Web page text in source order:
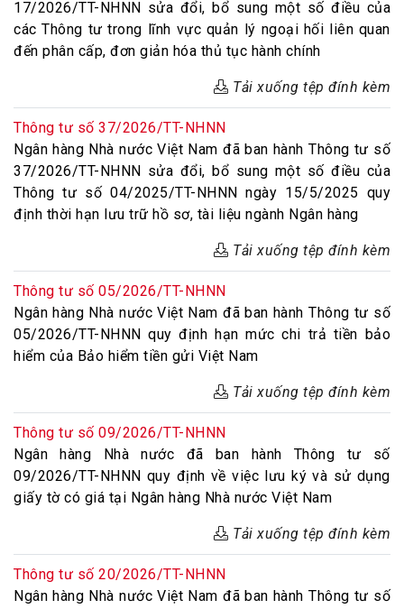
17/2026/TT-NHNN sửa đổi, bổ sung một số điều của
các Thông tư trong lĩnh vực quản lý ngoại hối liên quan
đến phân cấp, đơn giản hóa thủ tục hành chính
Tải xuống tệp đính kèm
Thông tư số 37/2026/TT-NHNN
Ngân hàng Nhà nước Việt Nam đã ban hành Thông tư số
37/2026/TT-NHNN sửa đổi, bổ sung một số điều của
Thông tư số 04/2025/TT-NHNN ngày 15/5/2025 quy
định thời hạn lưu trữ hồ sơ, tài liệu ngành Ngân hàng
Tải xuống tệp đính kèm
Thông tư số 05/2026/TT-NHNN
Ngân hàng Nhà nước Việt Nam đã ban hành Thông tư số
05/2026/TT-NHNN quy định hạn mức chi trả tiền bảo
hiểm của Bảo hiểm tiền gửi Việt Nam
Tải xuống tệp đính kèm
Thông tư số 09/2026/TT-NHNN
Ngân hàng Nhà nước đã ban hành Thông tư số
09/2026/TT-NHNN quy định về việc lưu ký và sử dụng
giấy tờ có giá tại Ngân hàng Nhà nước Việt Nam
Tải xuống tệp đính kèm
Thông tư số 20/2026/TT-NHNN
Ngân hàng Nhà nước Việt Nam đã ban hành Thông tư số